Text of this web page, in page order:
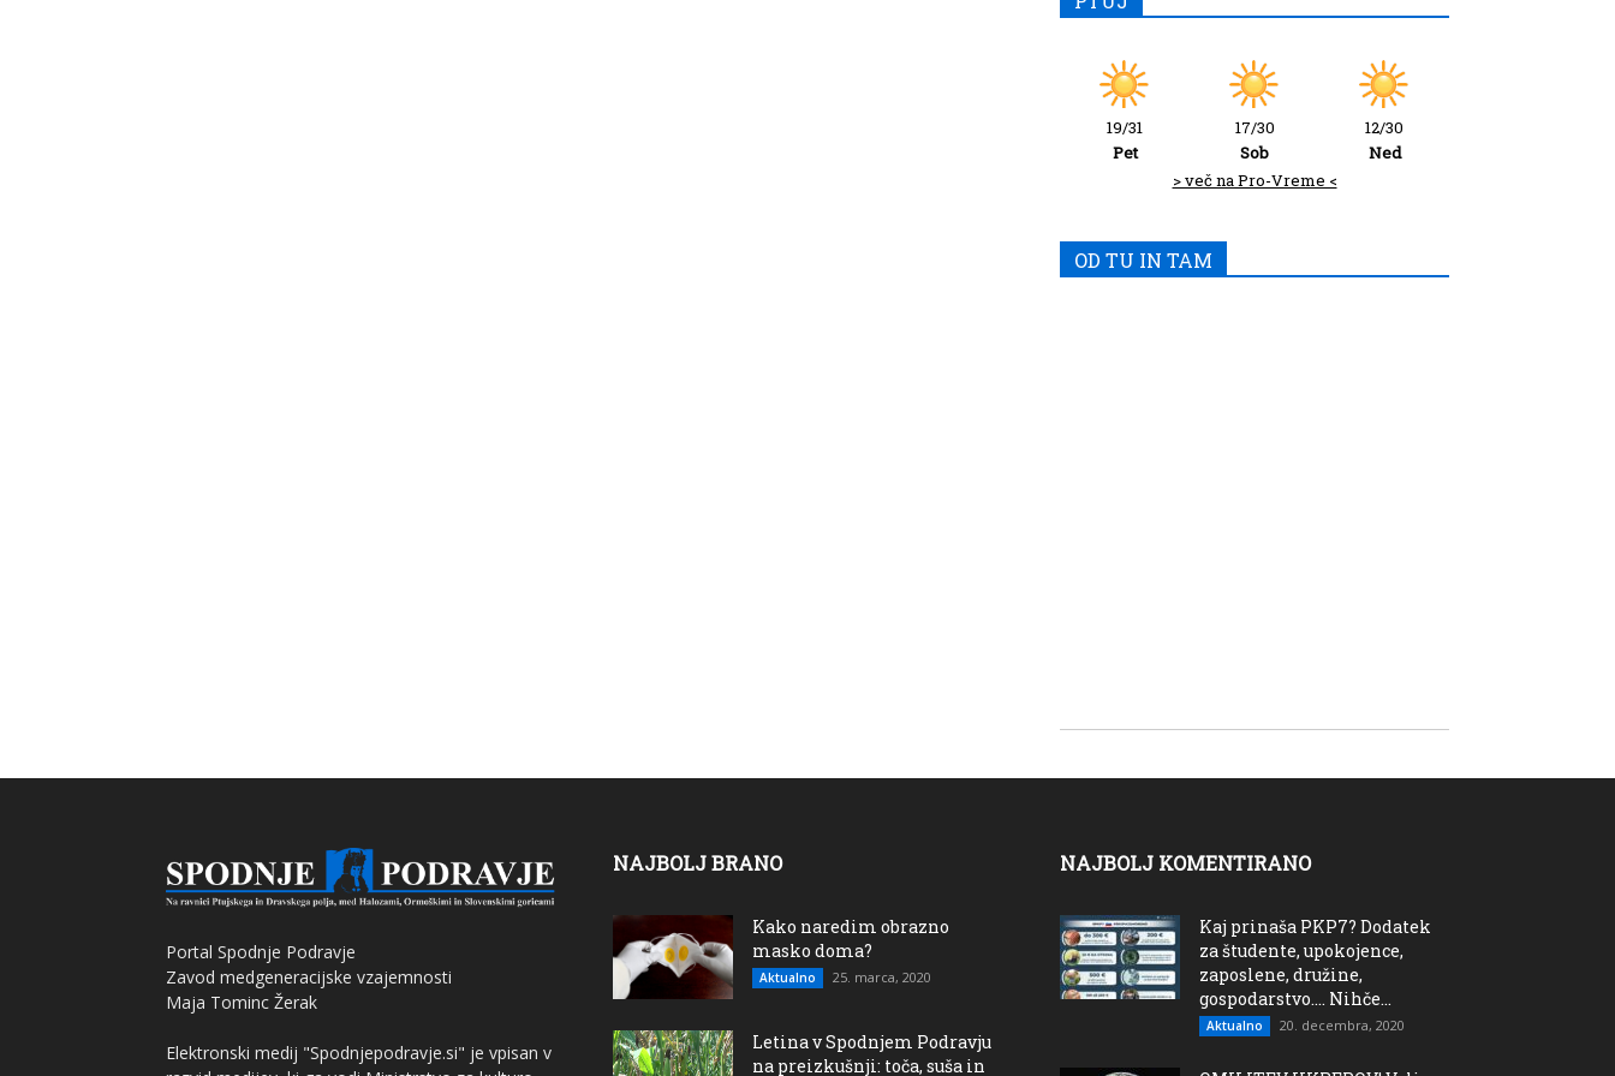
19/31
Pet
17/30
Sob
12/30
Ned
> več na Pro-Vreme <
OD TU IN TAM
Portal Spodnje Podravje
Zavod medgeneracijske vzajemnosti
Maja Tominc Žerak
Elektronski medij "Spodnjepodravje.si" je vpisan v
NAJBOLJ BRANO
Kako naredim obrazno
masko doma?
Aktualno 25. marca, 2020
Letina v Spodnjem Podravju
na preizkušnji: toča, suša in
NAJBOLJ KOMENTIRANO
Kaj prinaša PKP7? Dodatek
za študente, upokojence,
zaposlene, družine,
gospodarstvo…. Nihče...
Aktualno 20. decembra, 2020